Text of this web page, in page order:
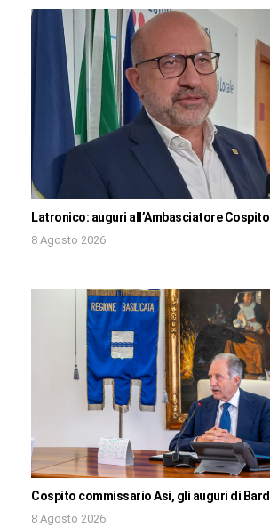
Latronico: auguri all’Ambasciatore Cospito
8 Agosto 2026
Cospito commissario Asi, gli auguri di
8 Agosto 2026